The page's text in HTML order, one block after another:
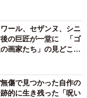
ール、セザンヌ、シニ
の巨匠が一堂に 「ゴ
画家たち」の見どころ
傷で見つかった自作の
的に生き残った「呪い